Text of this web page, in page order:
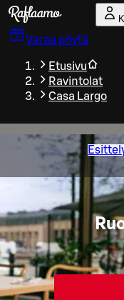
Siirry pääsisältöön
Varaa pöytä
Etusivu
Ravintolat
Casa Largo